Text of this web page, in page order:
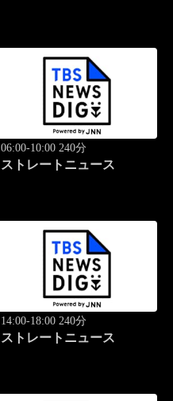
06:00-10:00 240分
ストレートニュース
14:00-18:00 240分
ストレートニュース